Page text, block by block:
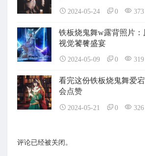
2024-05-24 0 373
铁板烧鬼舞w露背照片
视觉饕餮盛宴
2024-05-09 0 319
看完这份铁板烧鬼舞爱
会点赞
2024-05-21 0 326
评论已经被关闭。